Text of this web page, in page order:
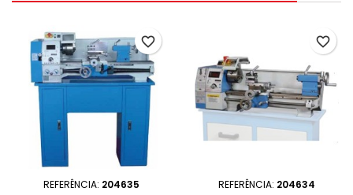
REFERÊNCIA: 204635
favorite_border
REFERÊNCIA: 204634
favorite_border